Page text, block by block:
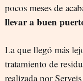
pocos meses de
llevar a buen
La que llegó más
tratamiento de
realizada por